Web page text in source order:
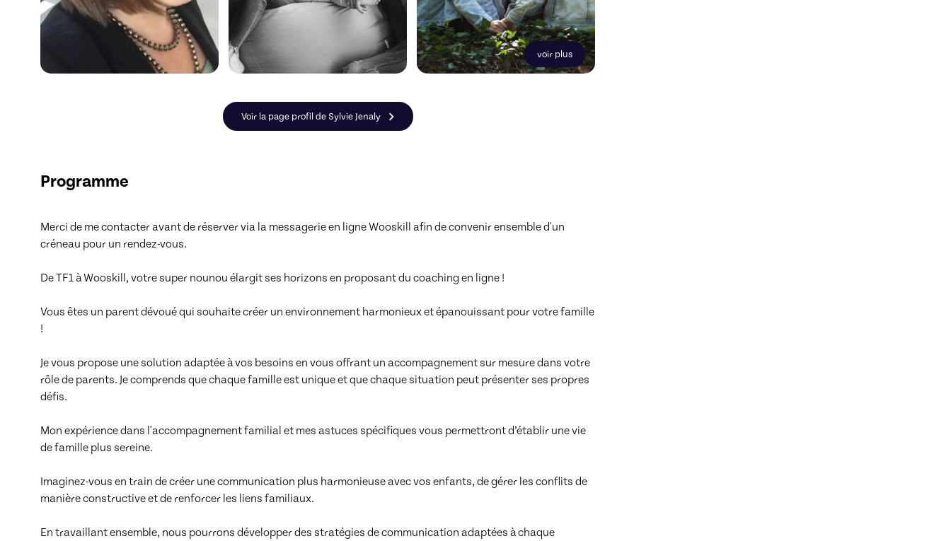
voir plus
Voir la page profil de Sylvie Jenaly
Programme
Merci de me contacter avant de réserver via la messagerie en ligne Wooskill afin de convenir ensemble d'un
créneau pour un rendez-vous.
De TF1 à Wooskill, votre super nounou élargit ses horizons en proposant du coaching en ligne !
Vous êtes un parent dévoué qui souhaite créer un environnement harmonieux et épanouissant pour votre famille
!
Je vous propose une solution adaptée à vos besoins en vous offrant un accompagnement sur mesure dans votre
rôle de parents. Je comprends que chaque famille est unique et que chaque situation peut présenter ses propres
défis.
Mon expérience dans l'accompagnement familial et mes astuces spécifiques vous permettront d’établir une vie
de famille plus sereine.
Imaginez-vous en train de créer une communication plus harmonieuse avec vos enfants, de gérer les conflits de
manière constructive et de renforcer les liens familiaux.
En travaillant ensemble, nous pourrons développer des stratégies de communication adaptées à chaque